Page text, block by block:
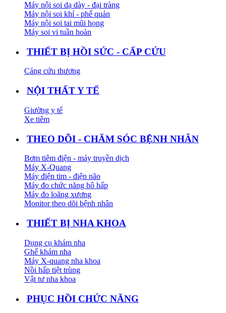
Máy nội soi dạ dày - đại tràng
Máy nội soi khí - phế quản
Máy nội soi tai mũi họng
Máy soi vi tuần hoàn
THIẾT BỊ HỒI SỨC - CẤP CỨU
Cáng cứu thương
NỘI THẤT Y TẾ
Giường y tế
Xe tiêm
THEO DÕI - CHĂM SÓC BỆNH NHÂN
Bơm tiêm điện - máy truyền dịch
Máy X-Quang
Máy điện tim - điện não
Máy đo chức năng hô hấp
Máy đo loãng xương
Monitor theo dõi bệnh nhân
THIẾT BỊ NHA KHOA
Dụng cụ khám nha
Ghế khám nha
Máy X-quang nha khoa
Nồi hấp tiệt trùng
Vật tư nha khoa
PHỤC HỒI CHỨC NĂNG